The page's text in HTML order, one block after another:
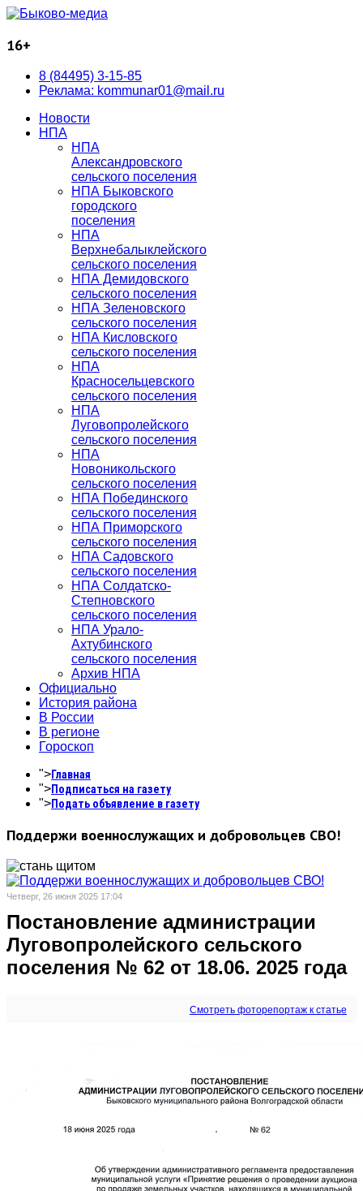
16+
8 (84495) 3-15-85
Реклама: kommunar01@mail.ru
Новости
НПА
НПА
Александровского
сельского поселения
НПА Быковского
городского
поселения
НПА
Верхнебалыклейского
сельского поселения
НПА Демидовского
сельского поселения
НПА Зеленовского
сельского поселения
НПА Кисловского
сельского поселения
НПА
Красносельцевского
сельского поселения
НПА
Луговопролейского
сельского поселения
НПА
Новоникольского
сельского поселения
НПА Побединского
сельского поселения
НПА Приморского
сельского поселения
НПА Садовского
сельского поселения
НПА Солдатско-
Степновского
сельского поселения
НПА Урало-
Ахтубинского
сельского поселения
Архив НПА
Официально
История района
В России
В регионе
Гороскоп
">Главная
">Подписаться на газету
">Подать объявление в газету
Поддержи военнослужащих и добровольцев СВО!
Четверг, 26 июня 2025 17:04
Постановление администрации
Луговопролейского сельского
поселения № 62 от 18.06. 2025 года
Смотреть фоторепортаж к статье